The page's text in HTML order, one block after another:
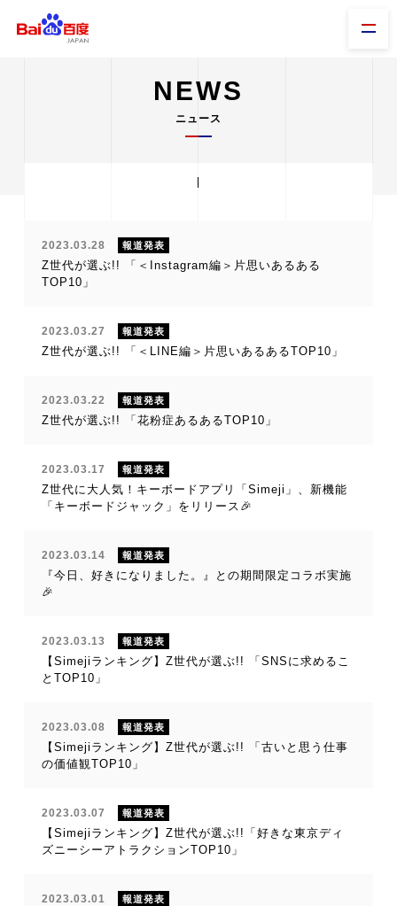
NEWS
ニュース
2023.03.28 報道発表
Z世代が選ぶ!! 「＜Instagram編＞片思いあるある
TOP10」
2023.03.27 報道発表
Z世代が選ぶ!! 「＜LINE編＞片思いあるあるTOP10」
2023.03.22 報道発表
Z世代が選ぶ!! 「花粉症あるあるTOP10」
2023.03.17 報道発表
Z世代に大人気！キーボードアプリ「Simeji」、新機能
「キーボードジャック」をリリース🎉
2023.03.14 報道発表
『今日、好きになりました。』との期間限定コラボ実施
🎉
2023.03.13 報道発表
【Simejiランキング】Z世代が選ぶ!! 「SNSに求めるこ
とTOP10」
2023.03.08 報道発表
【Simejiランキング】Z世代が選ぶ!! 「古いと思う仕事
の価値観TOP10」
2023.03.07 報道発表
【Simejiランキング】Z世代が選ぶ!!「好きな東京ディ
ズニーシーアトラクションTOP10」
2023.03.01 報道発表